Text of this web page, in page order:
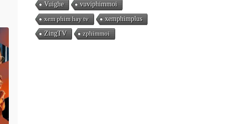
Vuighe
vuviphimmoi
xem phim hay tv
xemphimplus
ZingTV
zphimmoi